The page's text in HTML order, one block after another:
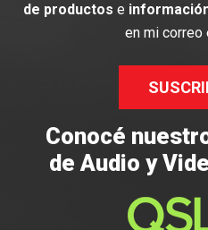
de productos e
en mi correo
Conocé
de Audio y